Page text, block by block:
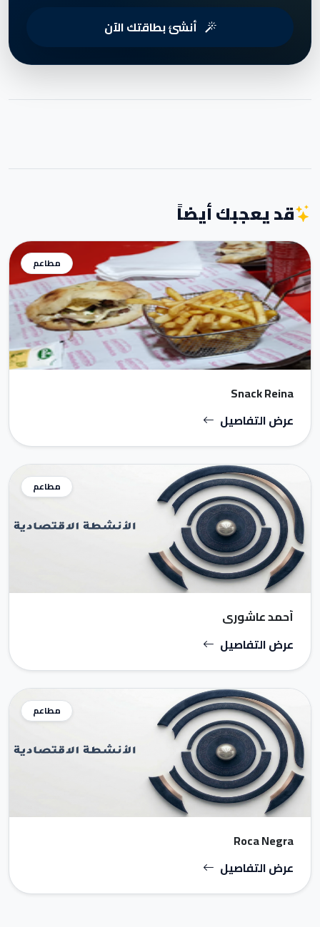
أنشئ بطاقتك الآن
قد يعجبك أيضاً
مطاعم
Snack Reina
عرض التفاصيل
مطاعم
أحمد عاشوري
عرض التفاصيل
مطاعم
Roca Negra
عرض التفاصيل